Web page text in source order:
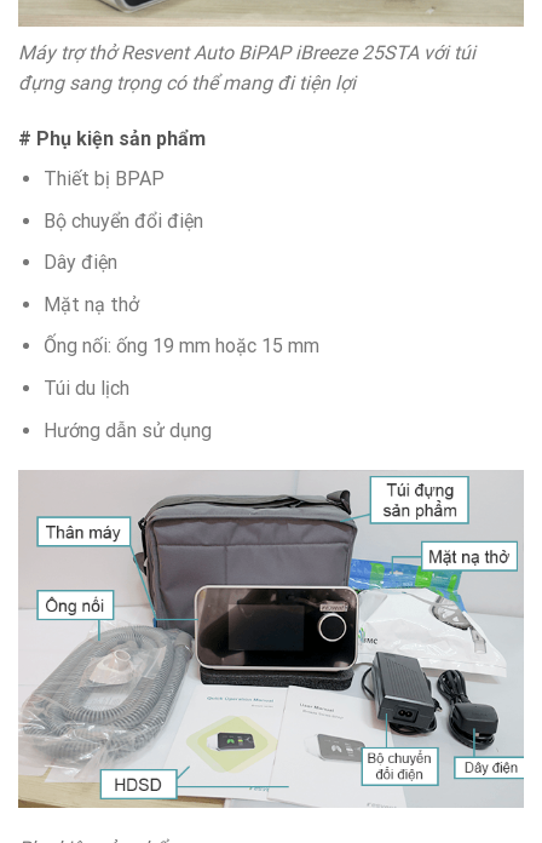
Máy trợ thở Resvent Auto BiPAP iBreeze 25STA với túi
đựng sang trọng có thể mang đi tiện lợi
# Phụ kiện sản phẩm
Thiết bị BPAP
Bộ chuyển đổi điện
Dây điện
Mặt nạ thở
Ống nối: ống 19 mm hoặc 15 mm
Túi du lịch
Hướng dẫn sử dụng